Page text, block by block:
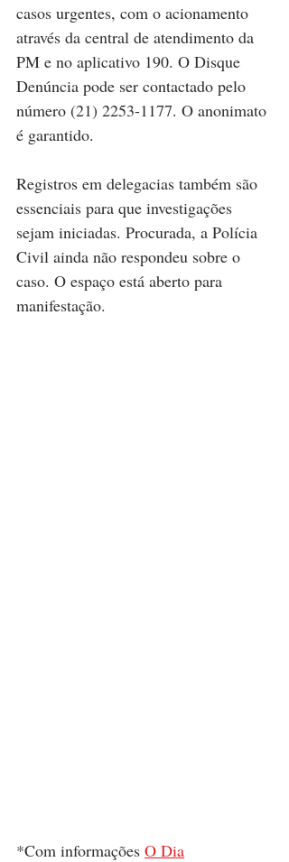
casos urgentes, com o acionamento
através da central de atendimento da
PM e no aplicativo 190. O Disque
Denúncia pode ser contactado pelo
número (21) 2253-1177. O anonimato
é garantido.
Registros em delegacias também são
essenciais para que investigações
sejam iniciadas. Procurada, a Polícia
Civil ainda não respondeu sobre o
caso. O espaço está aberto para
manifestação.
*Com informações O Dia